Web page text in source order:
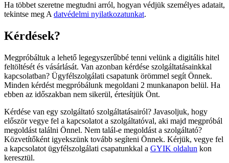
Ha többet szeretne megtudni arról, hogyan védjük személyes adatait,
tekintse meg Adatvédelmi nyilatkozatunkat.
Kérdések?
Megpróbáltuk a lehető legegyszerűbbé tenni velünk a digitális hitel
feltöltését és vásárlását. Van azonban kérdése szolgáltatásainkkal
kapcsolatban? Ügyfélszolgálati csapatunk örömmel segít Önnek.
Minden kérdést megpróbálunk megoldani 2 munkanapon belül. Ha
ebben az időszakban nem sikerül, értesítjük Önt.
Kérdése van egy szolgáltató szolgáltatásairól? Javasoljuk, hogy
először vegye fel a kapcsolatot a szolgáltatóval, aki majd megpróbál
megoldást találni Önnel. Nem talál-e megoldást a szolgáltató?
Közvetítőként igyekszünk tovább segíteni Önnek. Kérjük, vegye fel
a kapcsolatot ügyfélszolgálati csapatunkkal a GYIK oldalun kon
keresztül.